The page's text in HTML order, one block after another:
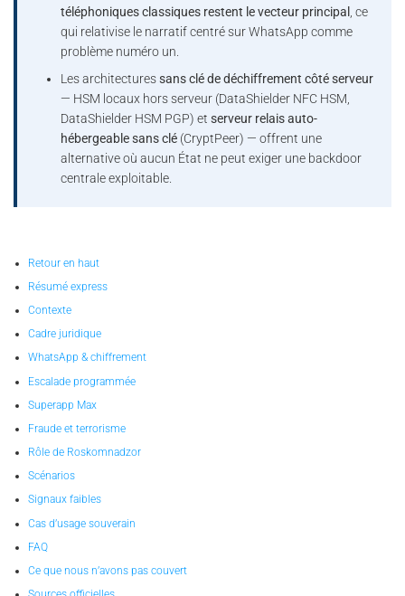
téléphoniques classiques restent le vecteur principal
, ce
qui relativise le narratif centré sur WhatsApp comme
problème numéro un.
Les architecturessans clé de déchiffrement côté serveur
— HSM locaux hors serveur (DataShielder NFC HSM,
DataShielder HSM PGP) et serveur relais auto-
hébergeable sans clé(CryptPeer) — offrent une
alternative où aucun État ne peut exiger une backdoor
centrale exploitable.
Retour en haut
Résumé express
Contexte
Cadre juridique
WhatsApp & chiffrement
Escalade programmée
Superapp Max
Fraude et terrorisme
Rôle de Roskomnadzor
Scénarios
Signaux faibles
Cas d’usage souverain
FAQ
Ce que nous n’avons pas couvert